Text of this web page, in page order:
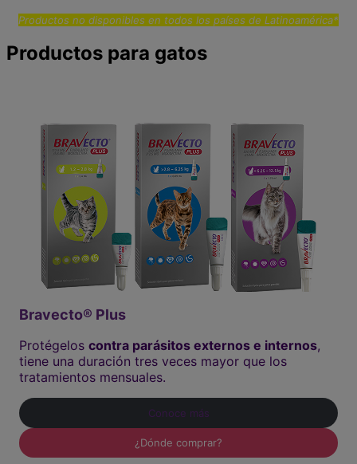
Productos no disponibles en todos los países de Latinoamérica*
Productos para gatos
Bravecto® Plus
Protégelos contra parásitos externos e internos,
tiene una duración tres veces mayor que los
tratamientos mensuales.
Conoce más
¿Dónde comprar?